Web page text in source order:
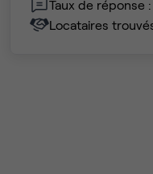
Taux de réponse
Locataires